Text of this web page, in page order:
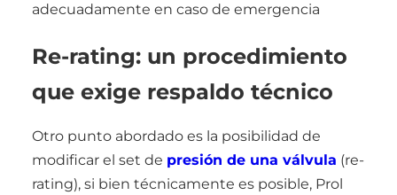
adecuadamente en caso de emergencia
Re-rating: un procedimiento
que exige respaldo técnico
Otro punto abordado es la posibilidad de
modificar el set de presión de una válvula (re-
rating), si bien técnicamente es posible, Prol